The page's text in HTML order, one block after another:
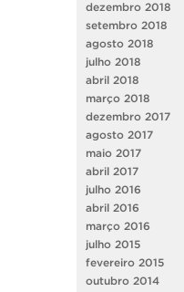
dezembro 2018
setembro 2018
agosto 2018
julho 2018
abril 2018
março 2018
dezembro 2017
agosto 2017
maio 2017
abril 2017
julho 2016
abril 2016
março 2016
julho 2015
fevereiro 2015
outubro 2014